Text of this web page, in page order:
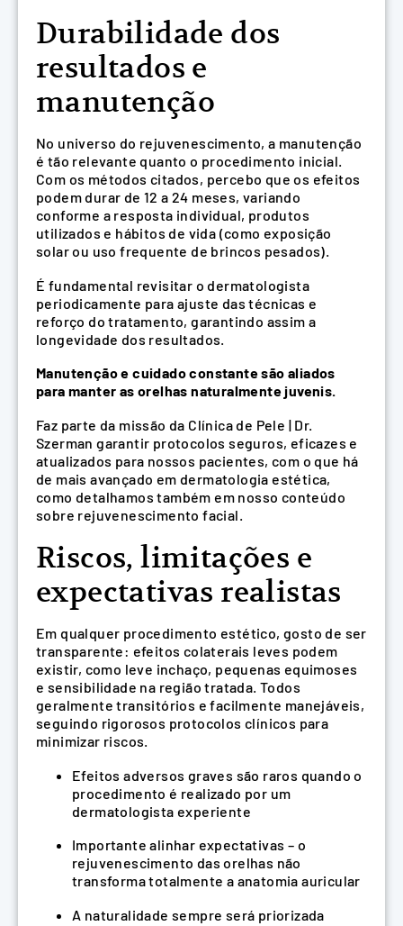
Durabilidade dos
resultados e
manutenção
No universo do rejuvenescimento, a manutenção
é tão relevante quanto o procedimento inicial.
Com os métodos citados, percebo que os efeitos
podem durar de 12 a 24 meses, variando
conforme a resposta individual, produtos
utilizados e hábitos de vida (como exposição
solar ou uso frequente de brincos pesados).
É fundamental revisitar o dermatologista
periodicamente para ajuste das técnicas e
reforço do tratamento, garantindo assim a
longevidade dos resultados.
Manutenção e cuidado constante são aliados
para manter as orelhas naturalmente juvenis.
Faz parte da missão da Clínica de Pele | Dr.
Szerman garantir protocolos seguros, eficazes e
atualizados para nossos pacientes, com o que há
de mais avançado em dermatologia estética,
como detalhamos também em nosso conteúdo
sobre rejuvenescimento facial.
Riscos, limitações e
expectativas realistas
Em qualquer procedimento estético, gosto de ser
transparente: efeitos colaterais leves podem
existir, como leve inchaço, pequenas equimoses
e sensibilidade na região tratada. Todos
geralmente transitórios e facilmente manejáveis,
seguindo rigorosos protocolos clínicos para
minimizar riscos.
Efeitos adversos graves são raros quando o
procedimento é realizado por um
dermatologista experiente
Importante alinhar expectativas – o
rejuvenescimento das orelhas não
transforma totalmente a anatomia auricular
A naturalidade sempre será priorizada